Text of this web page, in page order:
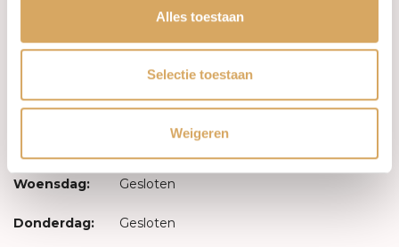
Alles toestaan
Selectie toestaan
Weigeren
Maandag: Gesloten
Woensdag: Gesloten
Donderdag: Gesloten